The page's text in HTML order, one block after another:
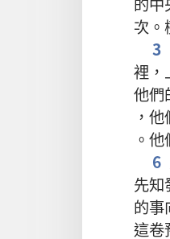
次 。
3
裡 ，
他們
， 他
。 他
6
先知
的事
這卷